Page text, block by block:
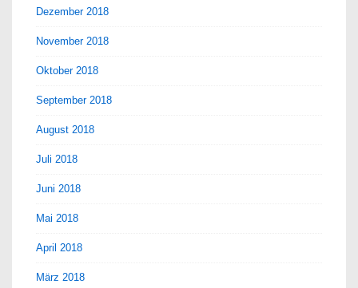
Dezember 2018
November 2018
Oktober 2018
September 2018
August 2018
Juli 2018
Juni 2018
Mai 2018
April 2018
März 2018